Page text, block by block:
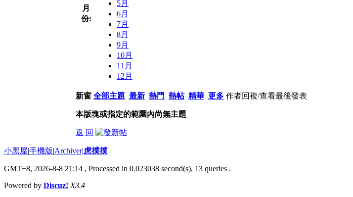
月
份:
5月
6月
7月
8月
9月
10月
11月
12月
新窗 全部主題 最新 熱門 熱帖 精華 更多 作者回複/查看最後發表
本版塊或指定的範圍內尚無主題
返 回
小黑屋|手機版|Archiver|虎撲撲
GMT+8, 2026-8-8 21:14 , Processed in 0.023038 second(s), 13 queries .
Powered by Discuz! X3.4